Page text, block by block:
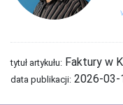
tytuł artykułu: Faktury w
data publikacji: 2026-03-